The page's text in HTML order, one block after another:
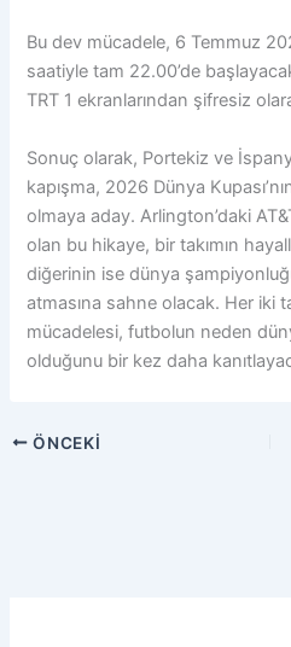
Bu dev mücadele, 6 Temmuz
saatiyle tam 22.00’de
TRT 1 ekranlarından şifresiz
Sonuç olarak, Portekiz ve
kapışma, 2026 Dünya
olmaya aday. Arlington’daki
olan bu hikaye, bir takımın
diğerinin ise dünya
atmasına sahne olacak. Her iki
mücadelesi, futbolun neden
olduğunu bir kez daha
ÖNCEKI